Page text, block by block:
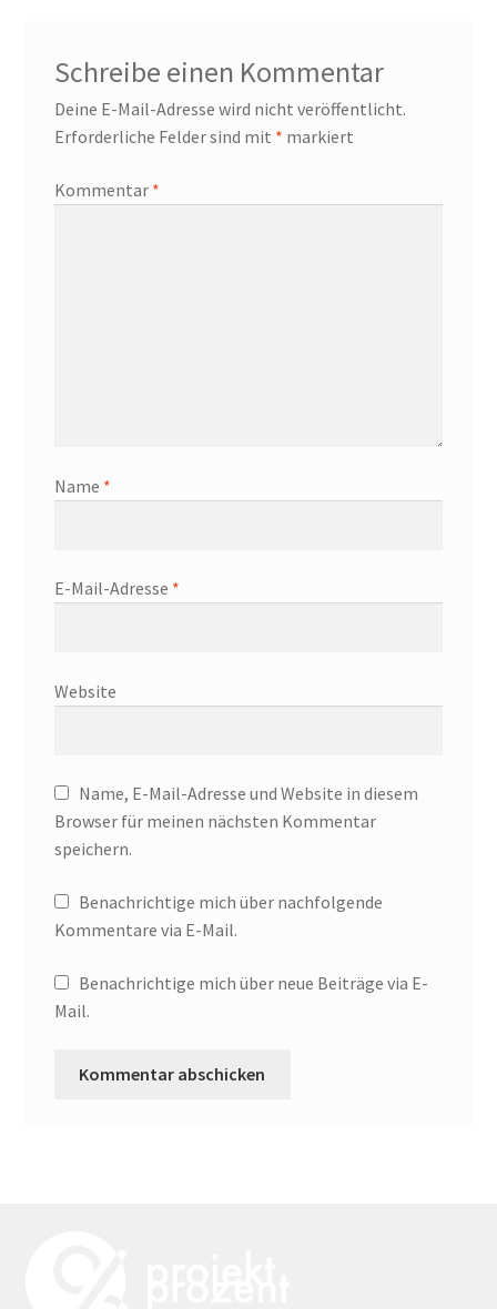
Schreibe einen Kommentar
Deine E-Mail-Adresse wird nicht veröffentlicht.
Erforderliche Felder sind mit * markiert
Kommentar *
Name *
E-Mail-Adresse *
Website
Name, E-Mail-Adresse und Website in diesem
Browser für meinen nächsten Kommentar
speichern.
Benachrichtige mich über nachfolgende
Kommentare via E-Mail.
Benachrichtige mich über neue Beiträge via E-
Mail.